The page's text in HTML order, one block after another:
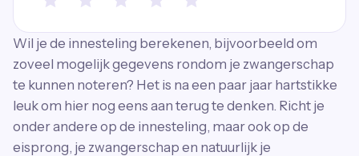
Wil je de innesteling berekenen, bijvoorbeeld om
zoveel mogelijk gegevens rondom je zwangerschap
te kunnen noteren? Het is na een paar jaar hartstikke
leuk om hier nog eens aan terug te denken. Richt je
onder andere op de innesteling, maar ook op de
eisprong, je zwangerschap en natuurlijk je